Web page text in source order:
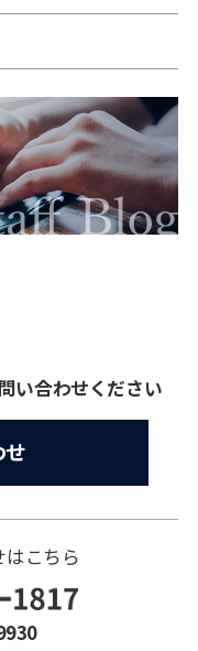
い合わせください
こちら